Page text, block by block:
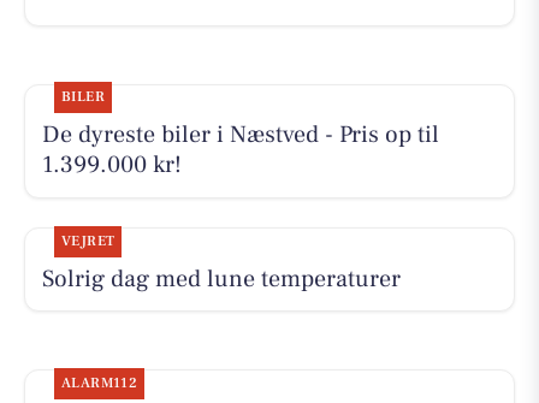
BILER
De dyreste biler i Næstved - Pris op til
1.399.000 kr!
VEJRET
Solrig dag med lune temperaturer
ALARM112